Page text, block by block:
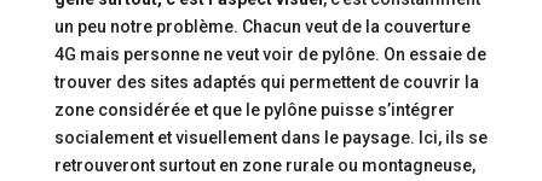
un peu notre problème. Chacun veut de la couverture
4G mais personne ne veut voir de pylône. On essaie de
trouver des sites adaptés qui permettent de couvrir la
zone considérée et que le pylône puisse s’intégrer
socialement et visuellement dans le paysage. Ici, ils se
retrouveront surtout en zone rurale ou montagneuse,